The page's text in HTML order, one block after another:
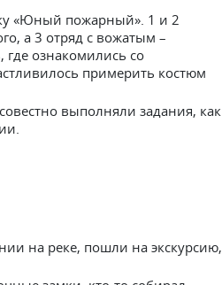
«Юный пожарный». 1 и 2
а 3 отряд с вожатым –
ознакомились со
примерить костюм
выполняли задания, как
на реке, пошли на экскурсию,